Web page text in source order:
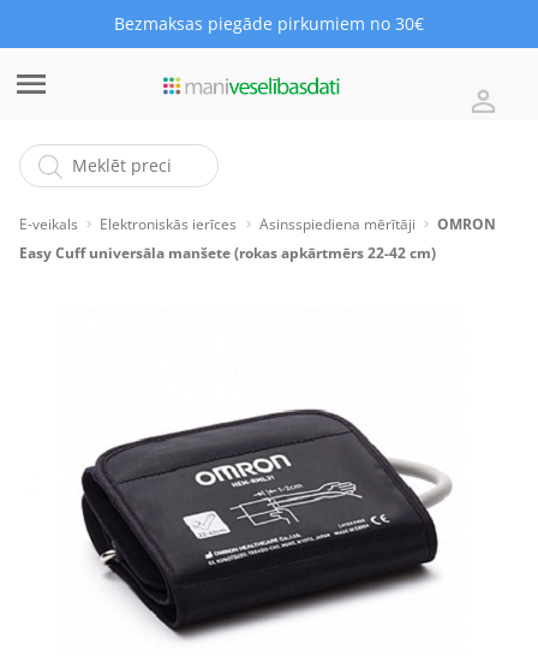
Bezmaksas piegāde pirkumiem no 30€
E-veikals Elektroniskās ierīces Asinsspiediena mērītāji
OMRON
Easy Cuff universāla manšete (rokas apkārtmērs 22-42 cm)